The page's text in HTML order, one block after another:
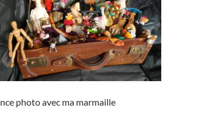
photo avec ma marmaille